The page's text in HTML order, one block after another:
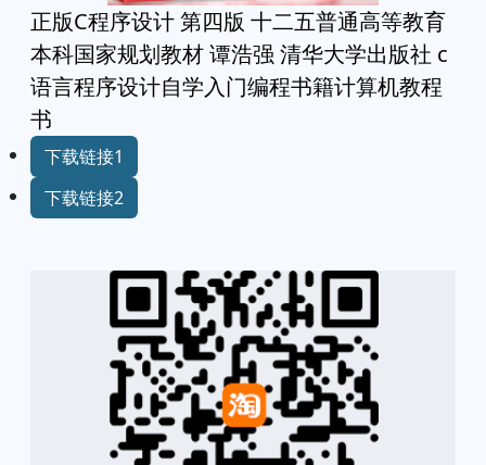
正版C程序设计 第四版 十二五普通高等教育
本科国家规划教材 谭浩强 清华大学出版社 c
语言程序设计自学入门编程书籍计算机教程
书
下载链接1
下载链接2